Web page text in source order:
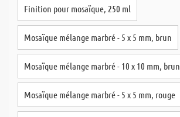
Finition pour mosaïque, 250 ml
Mosaïque mélange marbré - 5 x 5 mm, brun
Mosaïque mélange marbré - 10 x 10 mm, brun
Mosaïque mélange marbré - 5 x 5 mm, rouge